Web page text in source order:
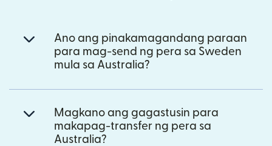
Ano ang pinakamagandang paraan
para mag-send ng pera sa Sweden
mula sa Australia?
Magkano ang gagastusin para
makapag-transfer ng pera sa
Australia?